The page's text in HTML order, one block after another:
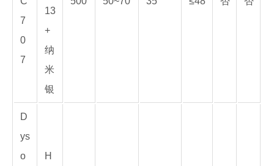
7
0
7
13
+
纳
米
银
D
ys
o
H